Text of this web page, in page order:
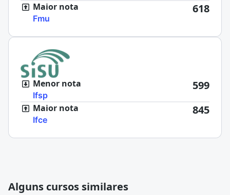
Maior nota
Fmu
618
Menor nota
Ifsp
599
Maior nota
Ifce
845
Alguns cursos similares